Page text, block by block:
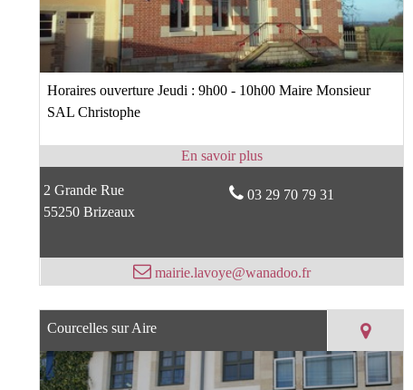
Horaires ouverture Jeudi : 9h00 - 10h00 Maire Monsieur
SAL Christophe
2 Grande Rue
55250 Brizeaux
03 29 70 79 31
mairie.lavoye@wanadoo.fr
Courcelles sur Aire